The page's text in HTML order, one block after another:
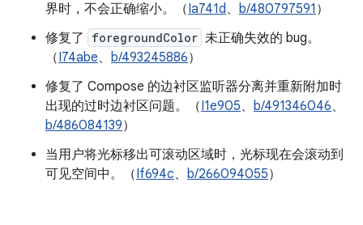
界时，不会正确缩小。（Ia741d、 b/480797591 ）
修复了
foregroundColor 未正确失效的 bug。
（I74abe、 b/493245886）
修复了 Compose 的边衬区监听器分离并重新附加时
出现的过时边衬区问题。（I1e905、 b/491346046、
b/486084139）
当用户将光标移出可滚动区域时，光标现在会滚动到
可见空间中。（If694c、 b/266094055）